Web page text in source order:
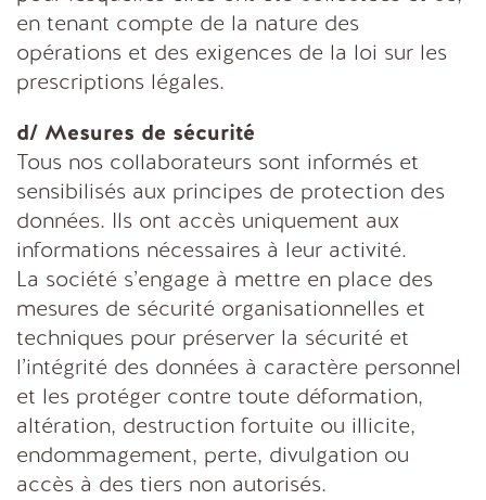
en tenant compte de la nature des
opérations et des exigences de la loi sur les
prescriptions légales.
d/ Mesures de sécurité
Tous nos collaborateurs sont informés et
sensibilisés aux principes de protection des
données. Ils ont accès uniquement aux
informations nécessaires à leur activité.
La société s’engage à mettre en place des
mesures de sécurité organisationnelles et
techniques pour préserver la sécurité et
l’intégrité des données à caractère personnel
et les protéger contre toute déformation,
altération, destruction fortuite ou illicite,
endommagement, perte, divulgation ou
accès à des tiers non autorisés.